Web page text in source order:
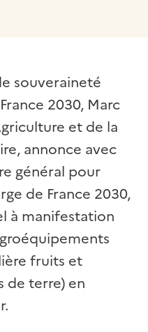
souveraineté
2030, Marc
et de la
annonce avec
général pour
de France 2030,
à manifestation
fruits et
de terre) en